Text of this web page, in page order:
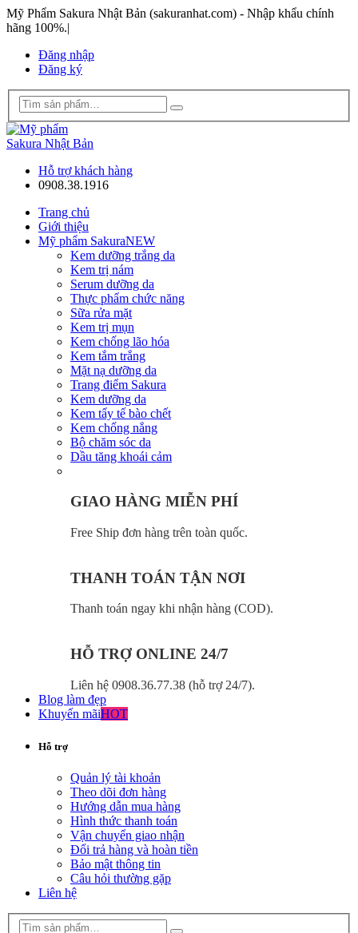
Mỹ Phẩm Sakura Nhật Bản (sakuranhat.com) - Nhập khẩu chính
hãng 100%.|
Đăng nhập
Đăng ký
Hỗ trợ khách hàng
0908.38.1916
Trang chủ
Giới thiệu
Mỹ phẩm SakuraNEW
Kem dưỡng trắng da
Kem trị nám
Serum dưỡng da
Thực phẩm chức năng
Sữa rửa mặt
Kem trị mụn
Kem chống lão hóa
Kem tắm trắng
Mặt nạ dưỡng da
Trang điểm Sakura
Kem dưỡng da
Kem tẩy tế bào chết
Kem chống nắng
Bộ chăm sóc da
Dầu tăng khoái cảm
GIAO HÀNG MIỄN PHÍ
Free Ship đơn hàng trên toàn quốc.
THANH TOÁN TẬN NƠI
Thanh toán ngay khi nhận hàng (COD).
HỖ TRỢ ONLINE 24/7
Liên hệ 0908.36.77.38 (hỗ trợ 24/7).
Blog làm đẹp
Khuyến mãiHOT
Hỗ trợ
Quản lý tài khoản
Theo dõi đơn hàng
Hướng dẫn mua hàng
Hình thức thanh toán
Vận chuyển giao nhận
Đổi trả hàng và hoàn tiền
Bảo mật thông tin
Câu hỏi thường gặp
Liên hệ